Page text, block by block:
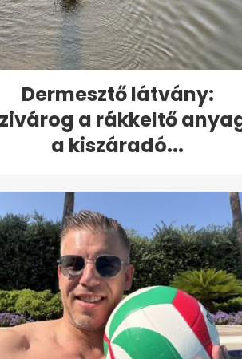
Dermesztő látvány:
a rákkeltő
a kiszáradó...